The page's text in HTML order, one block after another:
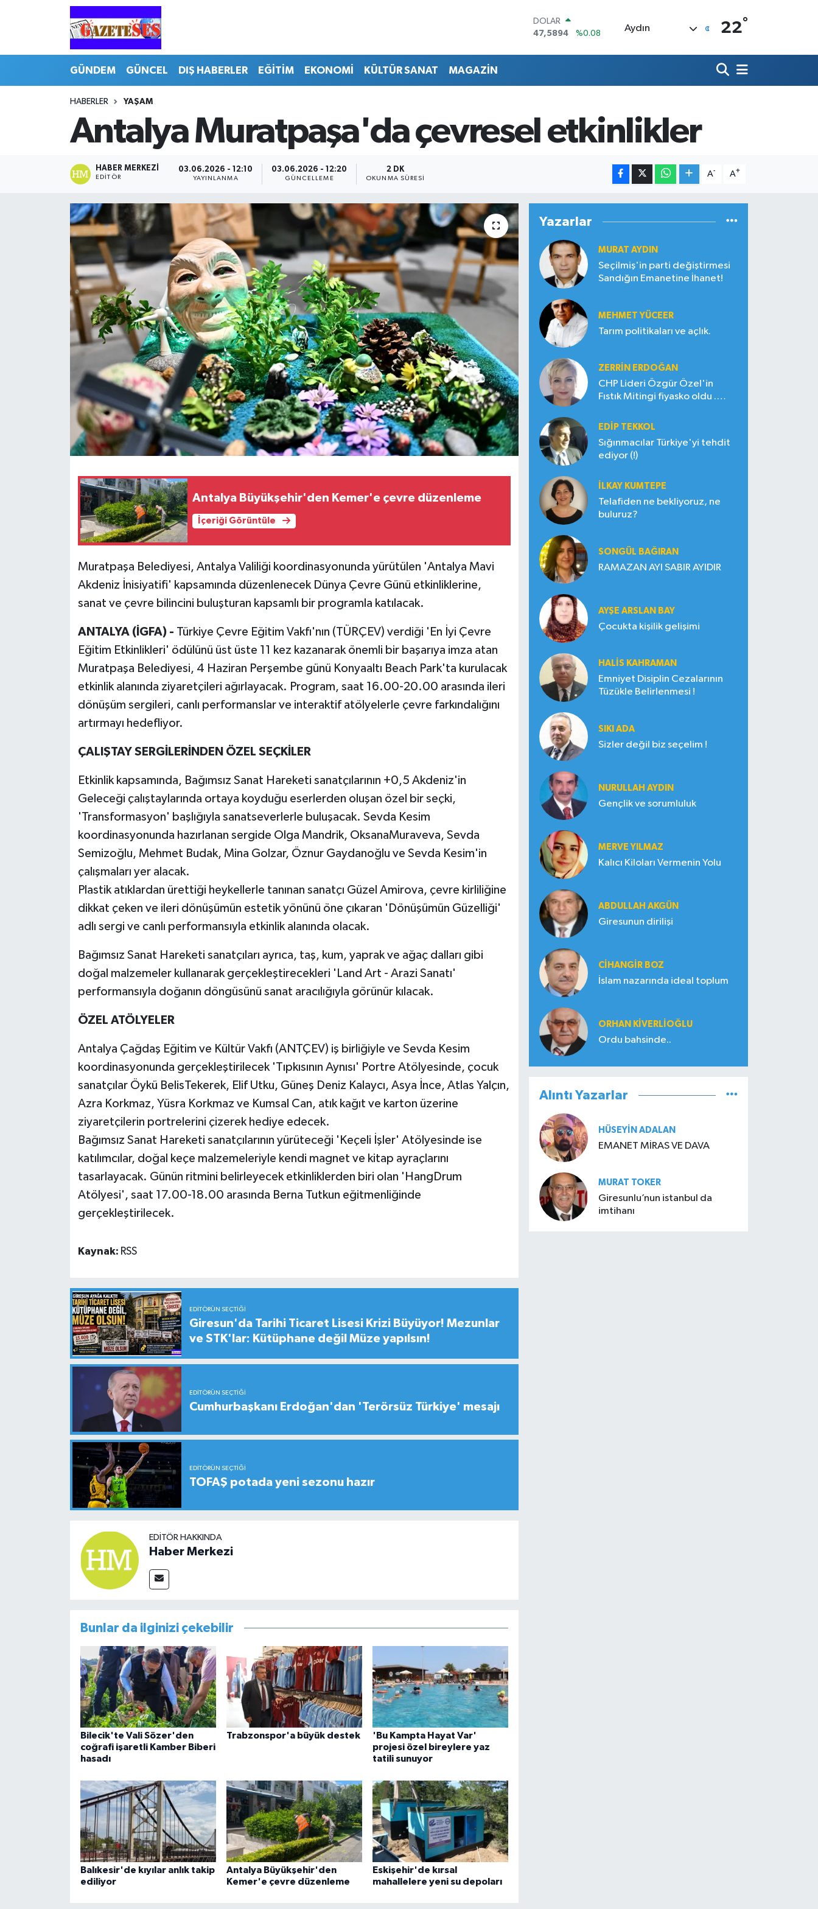
DOLAR
47,5894
%0.08
BİST100
13.703
%11
BITCOIN
Aydın 22°
GÜNDEM GÜNCEL DIŞ HABERLER EĞİTİM EKONOMİ KÜLTÜR SANAT MAGAZİN
HABERLER YAŞAM
Antalya Muratpaşa'da çevresel etkinlikler
HABER MERKEZI
EDITÖR
03.06.2026 - 12:10
YAYINLANMA
03.06.2026 - 12:20
GÜNCELLEME
2 DK
OKUNMA SÜRESI
A- A+
Antalya Büyükşehir'den Kemer'e çevre düzenleme
İçeriği Görüntüle
Muratpaşa Belediyesi, Antalya Valiliği koordinasyonunda yürütülen 'Antalya Mavi
Akdeniz İnisiyatifi' kapsamında düzenlenecek Dünya Çevre Günü etkinliklerine,
sanat ve çevre bilincini buluşturan kapsamlı bir programla katılacak.
ANTALYA (İGFA) - Türkiye Çevre Eğitim Vakfı'nın (TÜRÇEV) verdiği 'En İyi Çevre
Eğitim Etkinlikleri' ödülünü üst üste 11 kez kazanarak önemli bir başarıya imza atan
Muratpaşa Belediyesi, 4 Haziran Perşembe günü Konyaaltı Beach Park'ta kurulacak
etkinlik alanında ziyaretçileri ağırlayacak. Program, saat 16.00-20.00 arasında ileri
dönüşüm sergileri, canlı performanslar ve interaktif atölyelerle çevre farkındalığını
artırmayı hedefliyor.
ÇALIŞTAY SERGİLERİNDEN ÖZEL SEÇKİLER
Etkinlik kapsamında, Bağımsız Sanat Hareketi sanatçılarının +0,5 Akdeniz'in
Geleceği çalıştaylarında ortaya koyduğu eserlerden oluşan özel bir seçki,
'Transformasyon' başlığıyla sanatseverlerle buluşacak. Sevda Kesim
koordinasyonunda hazırlanan sergide Olga Mandrik, OksanaMuraveva, Sevda
Semizoğlu, Mehmet Budak, Mina Golzar, Öznur Gaydanoğlu ve Sevda Kesim'in
çalışmaları yer alacak.
Plastik atıklardan ürettiği heykellerle tanınan sanatçı Güzel Amirova, çevre kirliliğine
dikkat çeken ve ileri dönüşümün estetik yönünü öne çıkaran 'Dönüşümün Güzelliği'
adlı sergi ve canlı performansıyla etkinlik alanında olacak.
Bağımsız Sanat Hareketi sanatçıları ayrıca, taş, kum, yaprak ve ağaç dalları gibi
doğal malzemeler kullanarak gerçekleştirecekleri 'Land Art - Arazi Sanatı'
performansıyla doğanın döngüsünü sanat aracılığıyla görünür kılacak.
ÖZEL ATÖLYELER
Antalya Çağdaş Eğitim ve Kültür Vakfı (ANTÇEV) iş birliğiyle ve Sevda Kesim
koordinasyonunda gerçekleştirilecek 'Tıpkısının Aynısı' Portre Atölyesinde, çocuk
sanatçılar Öykü BelisTekerek, Elif Utku, Güneş Deniz Kalaycı, Asya İnce, Atlas Yalçın,
Azra Korkmaz, Yüsra Korkmaz ve Kumsal Can, atık kağıt ve karton üzerine
ziyaretçilerin portrelerini çizerek hediye edecek.
Bağımsız Sanat Hareketi sanatçılarının yürüteceği 'Keçeli İşler' Atölyesinde ise
katılımcılar, doğal keçe malzemeleriyle kendi magnet ve kitap ayraçlarını
tasarlayacak. Günün ritmini belirleyecek etkinliklerden biri olan 'HangDrum
Atölyesi', saat 17.00-18.00 arasında Berna Tutkun eğitmenliğinde
gerçekleştirilecek.
Kaynak: RSS
EDITÖRÜN SEÇTIĞI
Giresun'da Tarihi Ticaret Lisesi Krizi Büyüyor! Mezunlar
ve STK'lar: Kütüphane değil Müze yapılsın!
EDITÖRÜN SEÇTIĞI
Cumhurbaşkanı Erdoğan'dan 'Terörsüz Türkiye' mesajı
EDITÖRÜN SEÇTIĞI
TOFAŞ potada yeni sezonu hazır
EDITÖR HAKKINDA
Haber Merkezi
Bunlar da ilginizi çekebilir
Bilecik'te Vali Sözer'den
coğrafi işaretli Kamber Biberi
hasadı
Trabzonspor'a büyük destek
'Bu Kampta Hayat Var'
projesi özel bireylere yaz
tatili sunuyor
Balıkesir'de kıyılar anlık takip
ediliyor
Antalya Büyükşehir'den
Kemer'e çevre düzenleme
Eskişehir'de kırsal
mahallelere yeni su depoları
Yazarlar
MURAT AYDIN
Seçilmiş'in parti değiştirmesi
Sandığın Emanetine İhanet!
MEHMET YÜCEER
Tarım politikaları ve açlık.
ZERRIN ERDOĞAN
CHP Lideri Özgür Özel'in
Fıstık Mitingi fiyasko oldu .
EDIP TEKKOL
Sığınmacılar Türkiye'yi tehdit
ediyor (!)
İLKAY KUMTEPE
Telafiden ne bekliyoruz, ne
buluruz?
SONGÜL BAĞIRAN
RAMAZAN AYI SABIR AYIDIR
AYŞE ARSLAN BAY
Çocukta kişilik gelişimi
HALIS KAHRAMAN
Emniyet Disiplin Cezalarının
Tüzükle Belirlenmesi !
SIKI ADA
Sizler değil biz seçelim !
NURULLAH AYDIN
Gençlik ve sorumluluk
MERVE YILMAZ
Kalıcı Kiloları Vermenin Yolu
ABDULLAH AKGÜN
Giresunun dirilişi
CIHANGIR BOZ
İslam nazarında ideal toplum
ORHAN KIVERLIOĞLU
Ordu bahsinde..
Alıntı Yazarlar
HÜSEYIN ADALAN
EMANET MİRAS VE DAVA
MURAT TOKER
Giresunlu’nun istanbul da
imtihanı